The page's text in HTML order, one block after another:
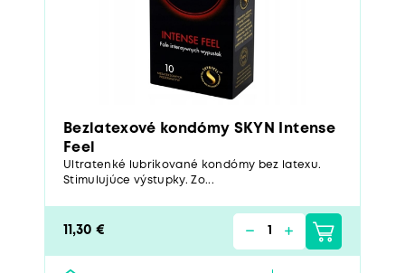
Bezlatexové kondómy SKYN Intense
Feel
Ultratenké lubrikované kondómy bez latexu.
Stimulujúce výstupky. Zo...
11,30 €